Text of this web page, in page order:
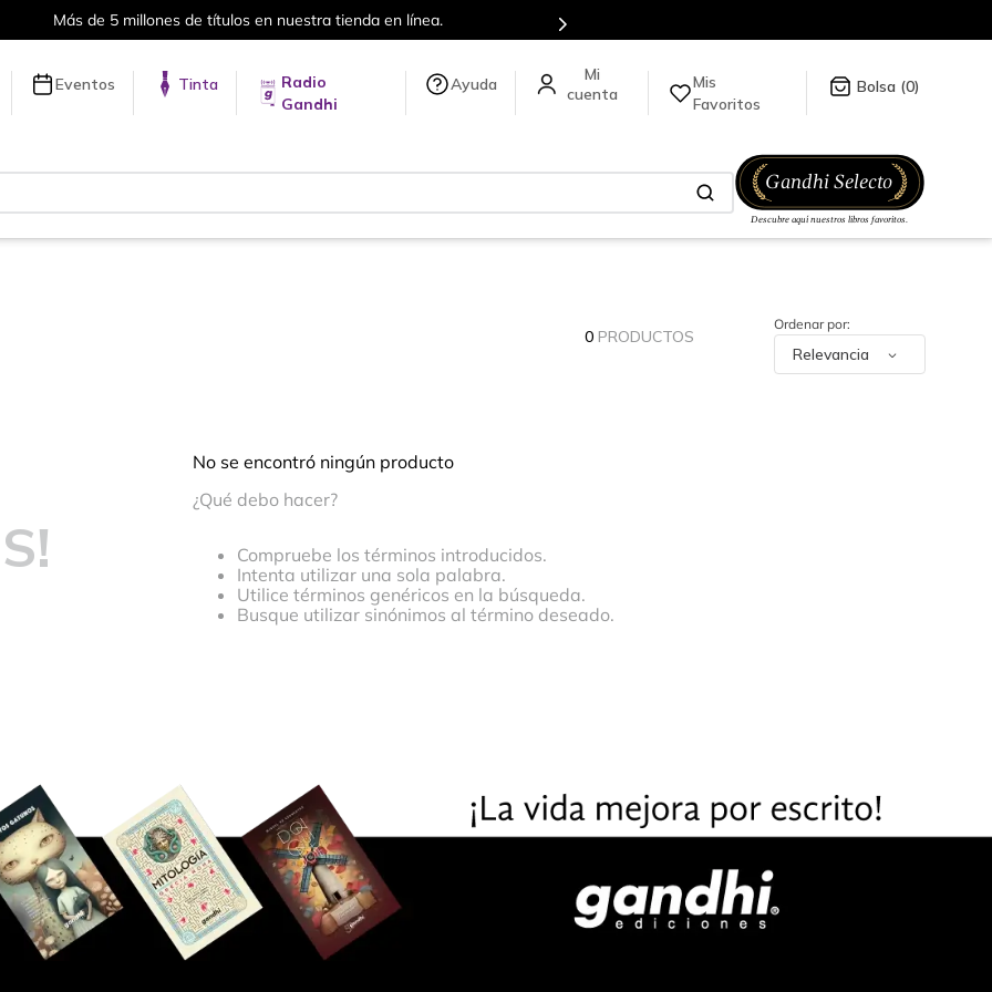
Más de 5 millones de títulos en nuestra tienda en línea.
Eventos Tinta
Radio
Gandhi
Ayuda
Mis
Favoritos
0
0 PRODUCTOS
Relevancia
No se encontró ningún producto
¿Qué debo hacer?
Compruebe los términos introducidos.
Intenta utilizar una sola palabra.
Utilice términos genéricos en la búsqueda.
Busque utilizar sinónimos al término deseado.